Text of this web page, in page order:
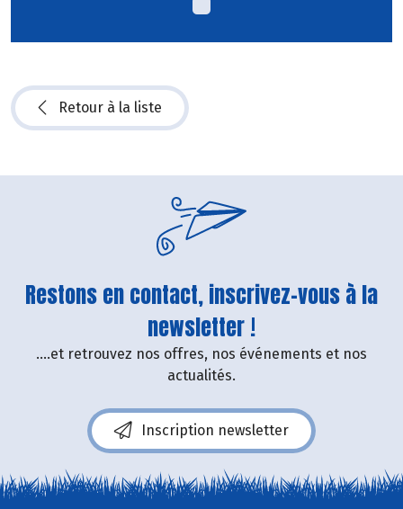
Retour à la liste
Restons en contact, inscrivez-vous à la
newsletter !
....et retrouvez nos offres, nos événements et nos
actualités.
Inscription newsletter